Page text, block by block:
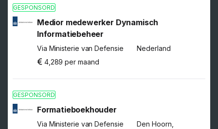
GESPONSORD
Medior medewerker Dynamisch
Informatiebeheer
Via Ministerie van Defensie
Nederland
4,289 per maand
GESPONSORD
Formatieboekhouder
Via Ministerie van Defensie
Den Hoorn,